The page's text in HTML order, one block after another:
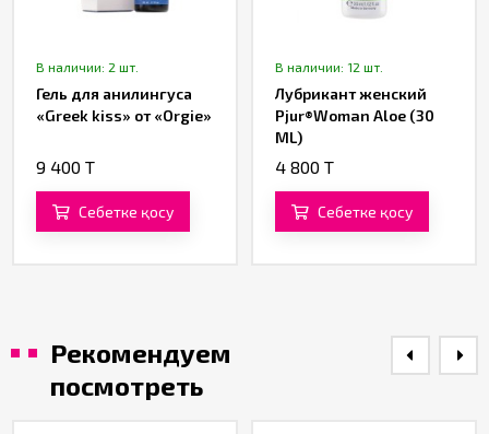
В наличии: 2 шт.
Гель для анилингуса
«Greek kiss» от «Orgie»
9 400 T
Себетке қосу
В наличии: 12 шт.
Лубрикант женский
Pjur®Woman Aloe (30
ML)
4 800 T
Себетке қосу
Рекомендуем
посмотреть